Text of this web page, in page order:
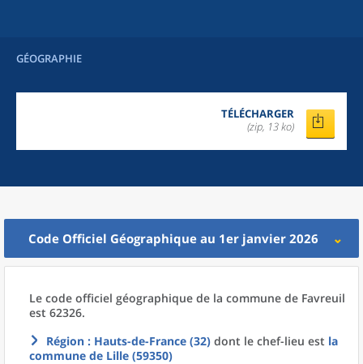
GÉOGRAPHIE
TÉLÉCHARGER
(zip, 13 ko)
Code Officiel Géographique au 1er janvier 2026
Le code officiel géographique de la commune de Favreuil
est 62326.
Région : Hauts-de-France (32) dont le chef-lieu est la
commune de Lille (59350)